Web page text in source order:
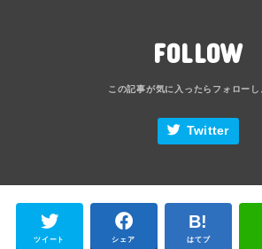
FOLLOW
Twitter
ツイート シェア はてブ